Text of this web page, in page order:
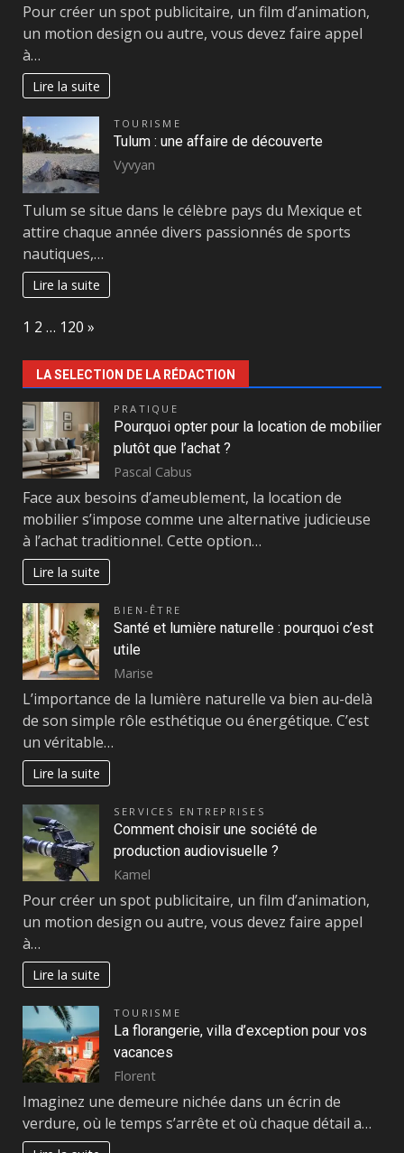
Pour créer un spot publicitaire, un film d’animation,
un motion design ou autre, vous devez faire appel
à…
Lire la suite
TOURISME
Tulum : une affaire de découverte
Vyvyan
Tulum se situe dans le célèbre pays du Mexique et
attire chaque année divers passionnés de sports
nautiques,…
Lire la suite
Page:
1 2 … 120 Next
»
LA SELECTION DE LA RÉDACTION
PRATIQUE
Pourquoi opter pour la location de mobilier
plutôt que l’achat ?
Pascal Cabus
Face aux besoins d’ameublement, la location de
mobilier s’impose comme une alternative judicieuse
à l’achat traditionnel. Cette option…
Lire la suite
BIEN-ÊTRE
Santé et lumière naturelle : pourquoi c’est
utile
Marise
L’importance de la lumière naturelle va bien au-delà
de son simple rôle esthétique ou énergétique. C’est
un véritable…
Lire la suite
SERVICES ENTREPRISES
Comment choisir une société de
production audiovisuelle ?
Kamel
Pour créer un spot publicitaire, un film d’animation,
un motion design ou autre, vous devez faire appel
à…
Lire la suite
TOURISME
La florangerie, villa d’exception pour vos
vacances
Florent
Imaginez une demeure nichée dans un écrin de
verdure, où le temps s’arrête et où chaque détail a…